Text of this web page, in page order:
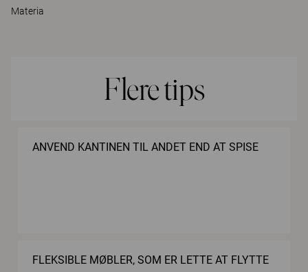
Materia
Flere tips
ANVEND KANTINEN TIL ANDET END AT SPISE
FLEKSIBLE MØBLER, SOM ER LETTE AT FLYTTE